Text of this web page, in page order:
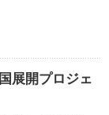
展開プロジェ